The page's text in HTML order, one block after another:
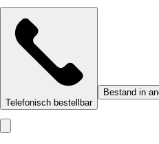
Telefonisch bestellbar
Bestand in